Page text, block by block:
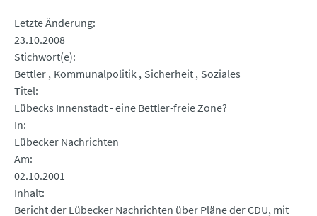
Letzte Änderung
23.10.2008
Stichwort(e)
Bettler Kommunalpolitik Sicherheit Soziales
Titel
Lübecks Innenstadt - eine Bettler-freie Zone?
In
Lübecker Nachrichten
Am
02.10.2001
Inhalt
Bericht der Lübecker Nachrichten über Pläne der CDU, mit